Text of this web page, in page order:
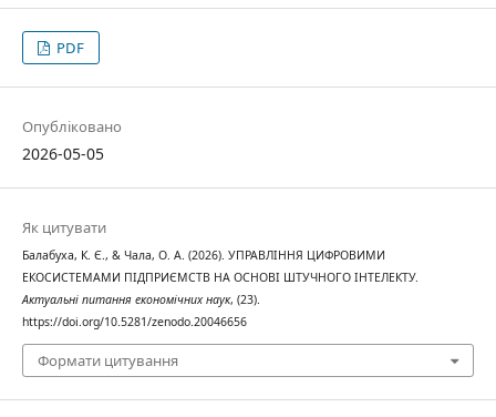
PDF
Опубліковано
2026-05-05
Як цитувати
Балабуха, К. Є., & Чала, О. А. (2026). УПРАВЛІННЯ ЦИФРОВИМИ
ЕКОСИСТЕМАМИ ПІДПРИЄМСТВ НА ОСНОВІ ШТУЧНОГО ІНТЕЛЕКТУ.
Актуальні питання економічних наук, (23).
https://doi.org/10.5281/zenodo.20046656
Формати цитування